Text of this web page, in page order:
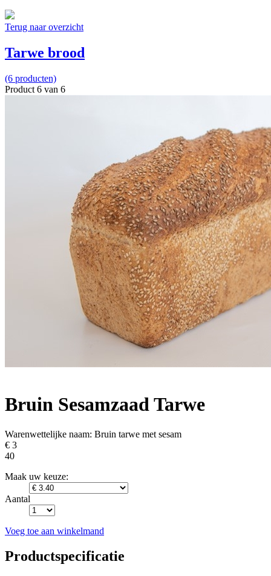
Terug naar overzicht
Tarwe brood
(6 producten)
Product 6 van 6
Bruin Sesamzaad Tarwe
Warenwettelijke naam: Bruin tarwe met sesam
€ 3
40
Maak uw keuze:
Aantal
Voeg toe aan winkelmand
Productspecificatie